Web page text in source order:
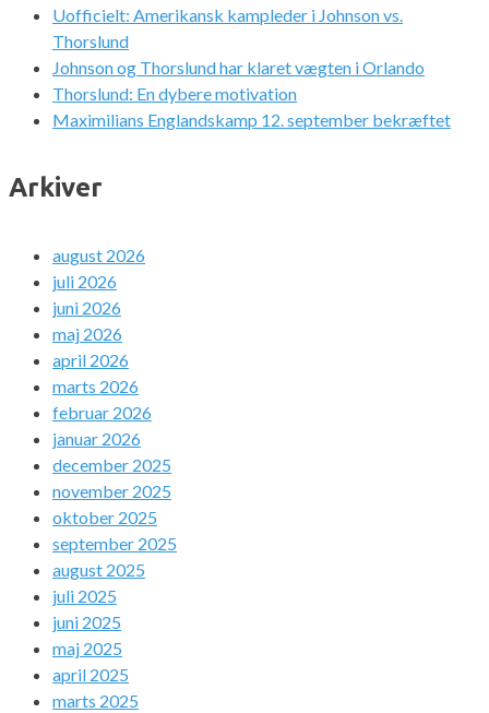
Uofficielt: Amerikansk kampleder i Johnson vs.
Thorslund
Johnson og Thorslund har klaret vægten i Orlando
Thorslund: En dybere motivation
Maximilians Englandskamp 12. september bekræftet
Arkiver
august 2026
juli 2026
juni 2026
maj 2026
april 2026
marts 2026
februar 2026
januar 2026
december 2025
november 2025
oktober 2025
september 2025
august 2025
juli 2025
juni 2025
maj 2025
april 2025
marts 2025